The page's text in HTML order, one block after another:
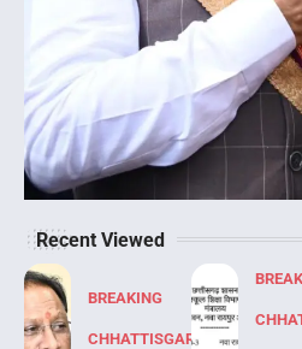
Recent Viewed
BREAKING
CHHATTISGARH